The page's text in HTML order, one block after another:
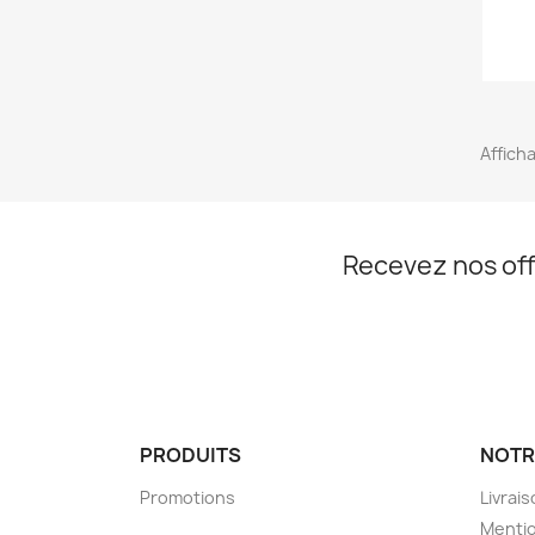
Recevez nos
PRODUITS
Promotions